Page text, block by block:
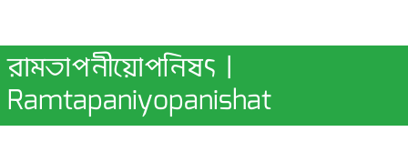
রামতাপনীয়োপনিষৎ |
Ramtapaniyopanishat